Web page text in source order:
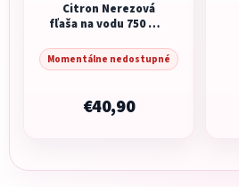
Citron Nerezová
fľaša na vodu 750 ml -
Momentálne nedostupné
€40,90